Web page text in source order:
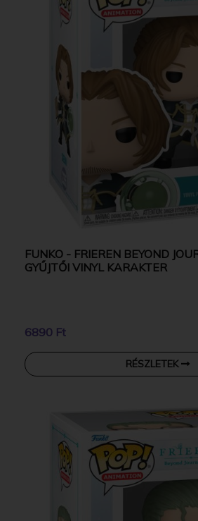
FUNKO - FRIEREN BEYOND
GYŰJTŐI VINYL KARAKTER
6890 Ft
RÉSZLETEK